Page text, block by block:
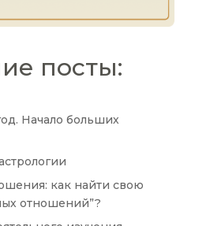
посты:
Начало больших
как найти свою
отношений”?